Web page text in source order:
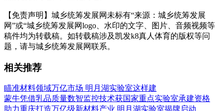
【免责声明】城乡统筹发展网未标有“来源：城乡统筹发展
网”或“城乡统筹发展网logo、水印的文字、图片、音频视频等
稿件均为转载稿。如转载稿涉及凯发k8真人体育的版权等问
题，请与城乡统筹发展网联系。
相关推荐
瞄准材料领域万亿市场 明月湖实验室这样建
蒙牛凭借乳品质量数智监控技术获国家重点实验室承建资格
助力重庆打造万亿级新材料产业 明月湖实验室揭牌启动